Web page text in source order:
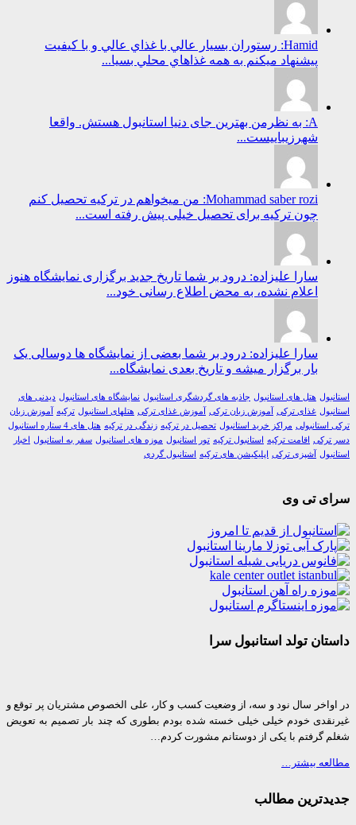
Hamid: رستوران بسيار عالي با غذاي عالي و با كيفيت
پيشنهاد ميكنم به همه غذاهاي محلي بسيا...
A: به نظرمن بهترین جای دنیا استانبول هستش. واقعا
شهرزیباییست...
Mohammad saber rozi: من میخواهم در ترکیه تحصیل کنم
چون ترکیه برای تحصیل خیلی پیش رفته است...
سارا علیزاده: درود بر شما تاریخ جدید برگزاری نمایشگاه هنوز
اعلام نشده، به محض اطلاع رسانی خود...
سارا علیزاده: درود بر شما بعضی از نمایشگاه ها دوسالی یک
بار برگزار میشه و تاریخ بعدی نمایشگاه...
هتل های استانبول جاذبه های گردشگری استانبول نمایشگاه های استانبول دیدنی های
غذای ترکی آموزش زبان ترکی آموزش غذای ترکی هتلهای استانبول ترکیه
آموزش زبان
مراکز خرید استانبول تحصیل در ترکیه زندگی در ترکیه
هتل های 4 ستاره استانبول
اقامت ترکیه استانبول ترکیه تور استانبول موزه های استانبول سفر به استانبول اخبار
آشپزی ترکی اپلیکیشن های ترکیه استانبول گردی
تی وی
تولد استانبول سرا
سال نود و سه، از وضعیت کسب و کار، علی الخصوص مشتریان پر توقع و
خودم خیلی خیلی خسته شده بودم بطوری که چند بار تصمیم به تعویض
گرفتم با یکی از دوستانم مشورت کردم…
بیشتر…
مطالب